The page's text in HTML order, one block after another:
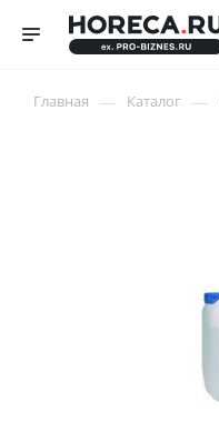
Главная — Каталог —